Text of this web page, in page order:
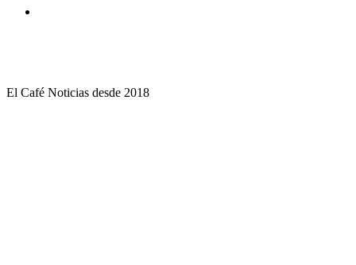
El Café Noticias desde 2018